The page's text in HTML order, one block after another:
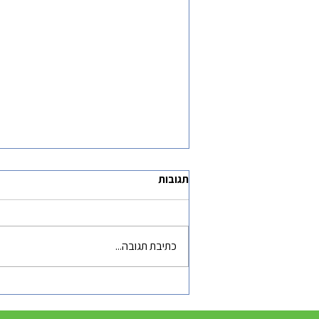
תגובות
כתיבת תגובה...